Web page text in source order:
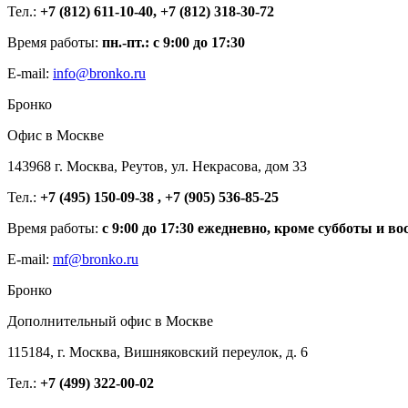
Тел.: +7 (812) 611-10-40, +7 (812) 318-30-72
Время работы: пн.-пт.: с 9:00 до 17:30
E-mail: info@bronko.ru
Бронко
Офис в Москве
143968 г. Москва, Реутов, ул. Некрасова, дом 33
Тел.: +7 (495) 150-09-38 , +7 (905) 536-85-25
Время работы: с 9:00 до 17:30 ежедневно, кроме субботы и
E-mail: mf@bronko.ru
Бронко
Дополнительный офис в Москве
115184, г. Москва, Вишняковский переулок, д. 6
Тел.: +7 (499) 322-00-02